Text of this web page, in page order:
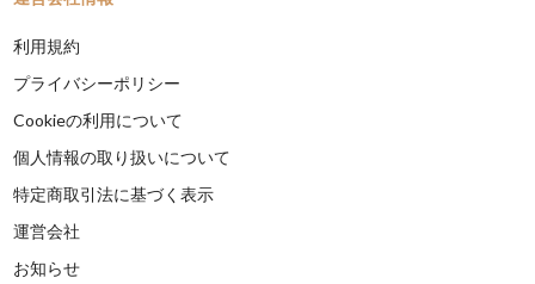
利用規約
プライバシーポリシー
Cookieの利用について
個人情報の取り扱いについて
特定商取引法に基づく表示
運営会社
お知らせ